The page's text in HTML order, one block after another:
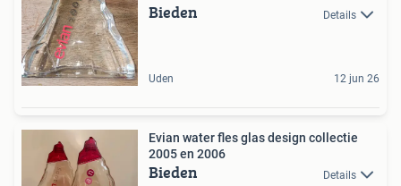
Bieden Details
Uden 12 jun 26
Evian water fles glas design collectie
2005 en 2006
Bieden Details